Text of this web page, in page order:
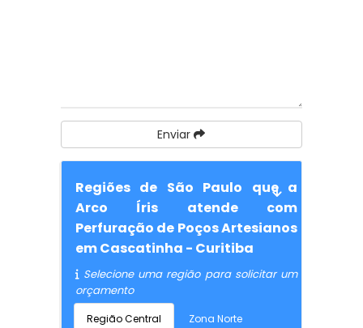
Enviar
Regiões de São Paulo que a
Arco Íris atende com
Perfuração de Poços Artesianos
em Cascatinha - Curitiba
Selecione uma região para solicitar um
orçamento
Região Central Zona Norte